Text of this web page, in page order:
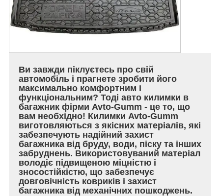
Ви завжди піклуєтесь про свій
автомобіль і прагнете зробити його
максимально комфортним і
функціональним? Тоді авто килимки в
багажник фірми Avto-Gumm - це то, що
вам необхідно! Килимки Avto-Gumm
виготовляються з якісних матеріалів, які
забезпечують надійний захист
багажника від бруду, води, піску та інших
забруднень. Використовуваний матеріал
володіє підвищеною міцністю і
зносостійкістю, що забезпечує
довговічність ковриків і захист
багажника від механічних пошкоджень.